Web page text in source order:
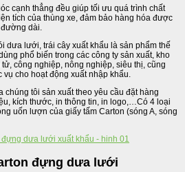
cạnh thẳng đều giúp tối ưu quá trình chất
tích của thùng xe, đảm bảo hàng hóa được
dài.
dưa lưới, trái cây xuất khẩu là sản phẩm thế
phổ biến trong các công ty sản xuất, kho
công nghiệp, nông nghiệp, siêu thị, cũng
cho hoạt động xuất nhập khẩu.
chúng tôi sản xuất theo yêu cầu đặt hàng
kích thước, in thông tin, in logo,…Có 4 loại
uốn lượn của giấy tấm Carton (sóng A, sóng
đựng dưa lưới